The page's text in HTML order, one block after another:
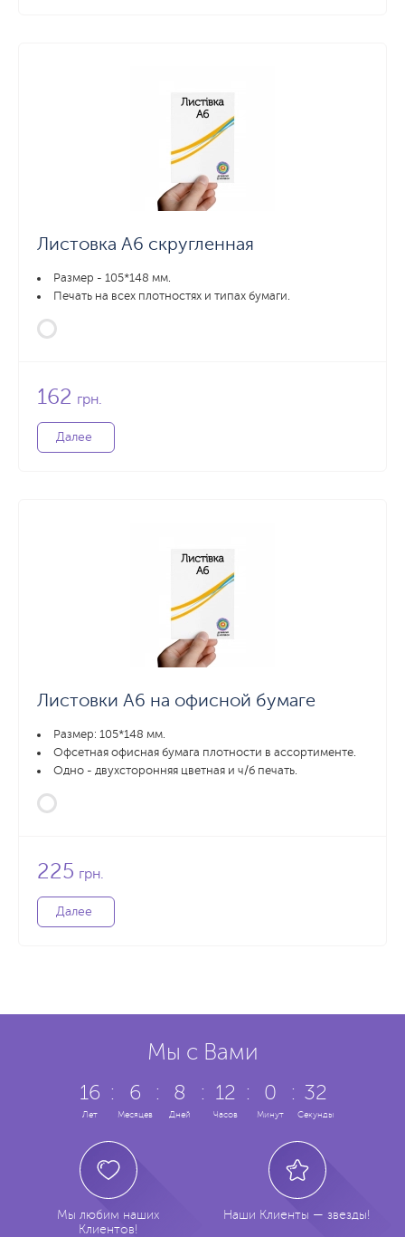
Листовка А6 скругленная
Размер - 105*148 мм.
Печать на всех плотностях и типах бумаги.
162 грн.
Далее
Листовки А6 на офисной бумаге
Размер: 105*148 мм.
Офсетная офисная бумага плотности в ассортименте.
Одно - двухсторонняя цветная и ч/б печать.
225 грн.
Далее
Мы с Вами
16
Лет
: 6
Месяцев
: 8
Дней
: 12
Часов
: 0
Минут
: 33
Секунды
Мы любим наших
Клиентов!
Наши Клиенты — звезды!